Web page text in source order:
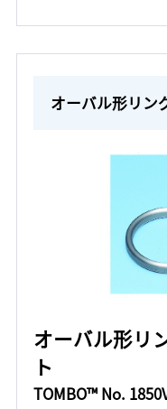
オーバル形リン
オーバル形リ
ト
TOMBO™ No.